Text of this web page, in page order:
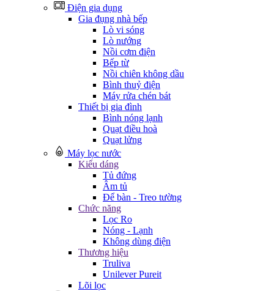
Điện gia dụng
Gia đụng nhà bếp
Lò vi sóng
Lò nướng
Nồi cơm điện
Bếp từ
Nồi chiên không dầu
Bình thuỷ điện
Máy rửa chén bát
Thiết bị gia đình
Bình nóng lạnh
Quạt điều hoà
Quạt lửng
Máy lọc nước
Kiểu dáng
Tủ đứng
Âm tủ
Để bàn - Treo tường
Chức năng
Lọc Ro
Nóng - Lạnh
Không dùng điện
Thương hiệu
Truliva
Unilever Pureit
Lõi lọc